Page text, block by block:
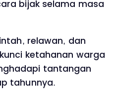
bijak selama masa
relawan, dan
ketahanan warga
tantangan
tahunnya.